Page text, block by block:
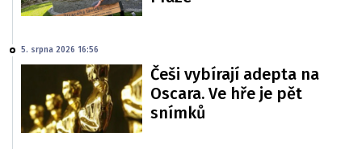
5. srpna 2026 16:56
Češi vybírají adepta na
Oscara. Ve hře je pět
snímků